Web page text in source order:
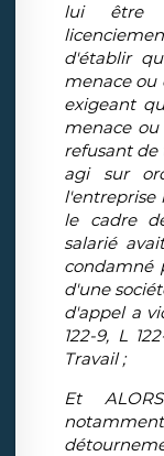
lui être
d'établir
menace ou
exigeant
menace
refusant
agi sur
l'entreprise
le cadre
salarié
condamné
d'une
d'appel a
122-9, L
Travail ;
Et